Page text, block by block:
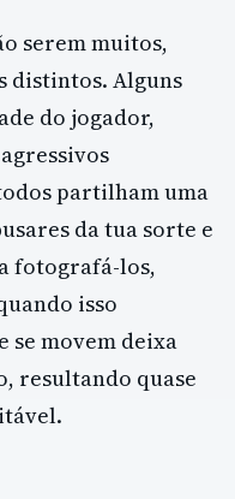
serem muitos,
distintos. Alguns
do jogador,
partilham uma
da tua sorte e
fotografá-los,
isso
se movem deixa
resultando quase